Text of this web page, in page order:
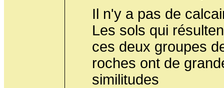
Il n'y a pas de
Les sols qui
ces deux groupes
roches ont de
similitudes